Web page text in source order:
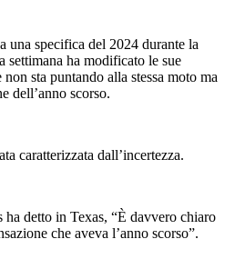
una specifica del 2024 durante la
settimana ha modificato le sue
sta puntando alla stessa moto ma
dell’anno scorso.
caratterizzata dall’incertezza.
detto in Texas, “È davvero chiaro
che aveva l’anno scorso”.